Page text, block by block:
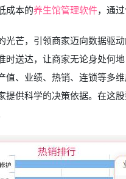
成本的养生馆管理软件，通
光芒，引领商家迈向数据驱
时送达，让商家无论身处何
值、业绩、热销、连锁等多
提供科学的决策依据。在这